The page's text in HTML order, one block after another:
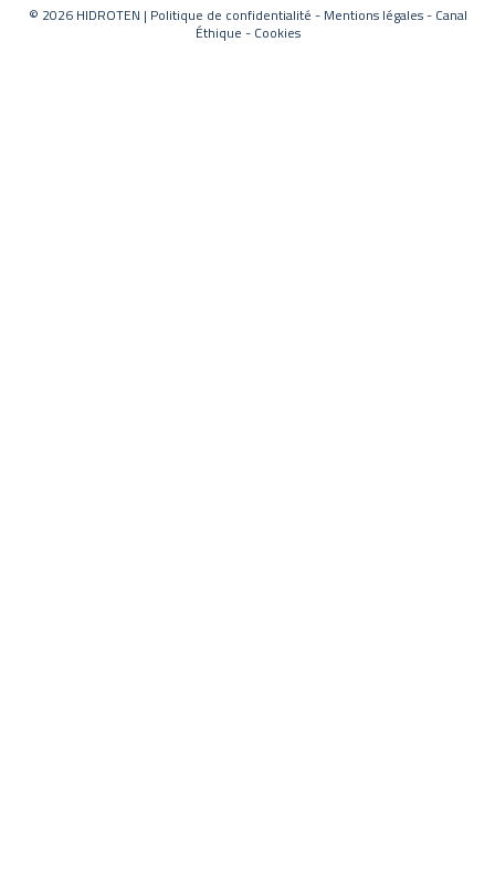
© 2026 HIDROTEN | Politique de confidentialité - Mentions légales- Canal
Éthique - Cookies